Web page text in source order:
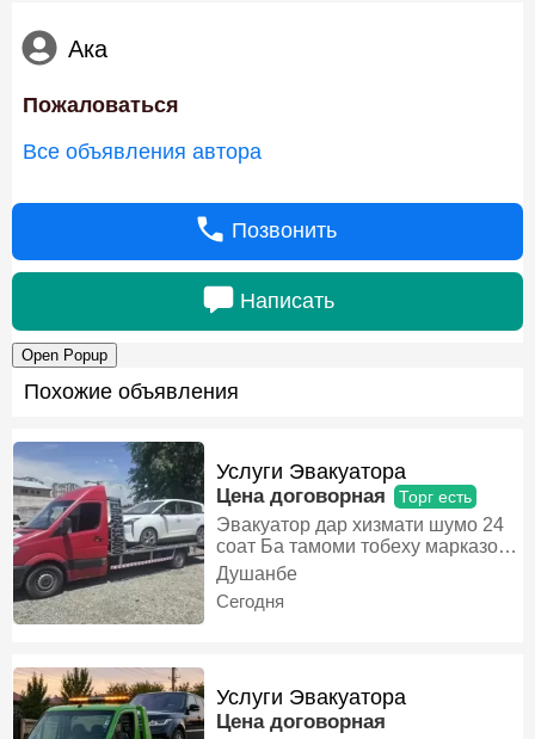
Ака
Пожаловаться
Все объявления автора
Позвонить
Написать
Open Popup
Похожие объявления
Услуги Эвакуатора
Цена договорная Торг есть
Эвакуатор дар хизмати шумо 24
соат Ба тамоми тобеху марказо
Ва дигар шахрхои Точикистон,
Эвакуатор
Душанбе
Сегодня
Услуги Эвакуатора
Цена договорная